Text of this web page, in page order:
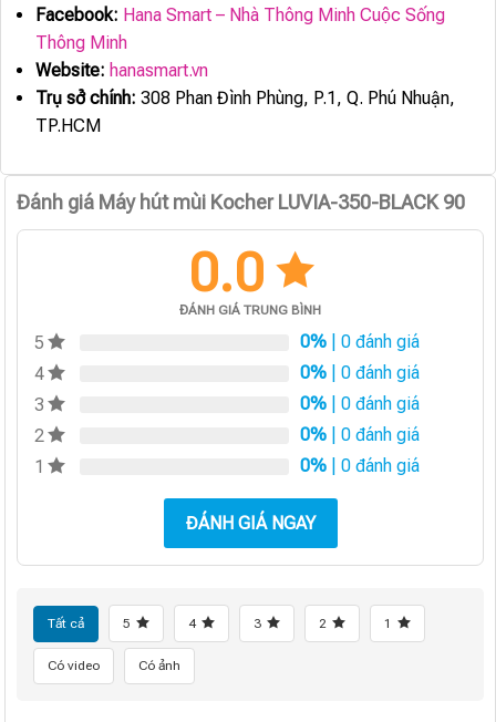
Facebook: Hana Smart – Nhà Thông Minh Cuộc Sống
Thông Minh
Website: hanasmart.vn
Trụ sở chính: 308 Phan Đình Phùng, P.1, Q. Phú Nhuận,
TP.HCM
Đánh giá Máy hút mùi Kocher LUVIA-350-BLACK 90
0.0
ĐÁNH GIÁ TRUNG BÌNH
5 0% | 0 đánh giá
4
0% | 0 đánh giá
3
0% | 0 đánh giá
2
0% | 0 đánh giá
1
0% | 0 đánh giá
ĐÁNH GIÁ NGAY
Tất cả 5 4 3 2 1
Có video Có ảnh